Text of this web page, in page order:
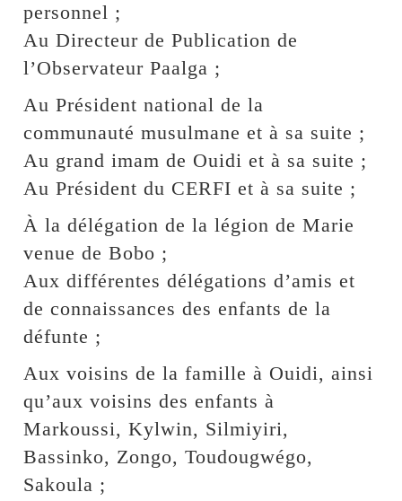
personnel ;
Au Directeur de Publication de
l’Observateur Paalga ;
Au Président national de la
communauté musulmane et à sa suite ;
Au grand imam de Ouidi et à sa suite ;
Au Président du CERFI et à sa suite ;
À la délégation de la légion de Marie
venue de Bobo ;
Aux différentes délégations d’amis et
de connaissances des enfants de la
défunte ;
Aux voisins de la famille à Ouidi, ainsi
qu’aux voisins des enfants à
Markoussi, Kylwin, Silmiyiri,
Bassinko, Zongo, Toudougwégo,
Sakoula ;